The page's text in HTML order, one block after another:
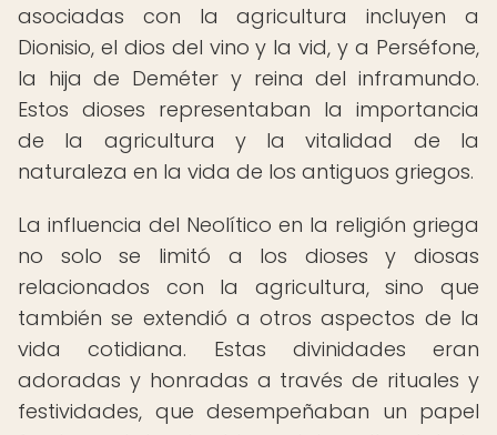
asociadas con la agricultura incluyen a
Dionisio, el dios del vino y la vid, y a Perséfone,
la hija de Deméter y reina del inframundo.
Estos dioses representaban la importancia
de la agricultura y la vitalidad de la
naturaleza en la vida de los antiguos griegos.
La influencia del Neolítico en la religión griega
no solo se limitó a los dioses y diosas
relacionados con la agricultura, sino que
también se extendió a otros aspectos de la
vida cotidiana. Estas divinidades eran
adoradas y honradas a través de rituales y
festividades, que desempeñaban un papel